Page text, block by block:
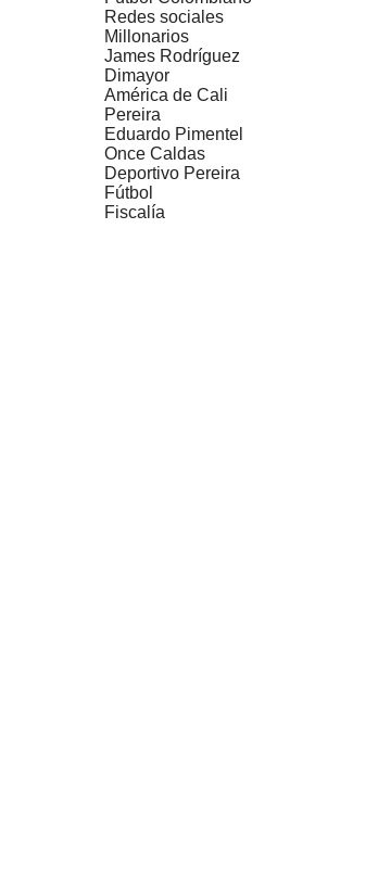
Redes sociales
Millonarios
James Rodríguez
Dimayor
América de Cali
Pereira
Eduardo Pimentel
Once Caldas
Deportivo Pereira
Fútbol
Fiscalía